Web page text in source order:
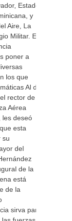
Estados
y
Aire, La
Militar. El
poner a
los que
Al dar
rector de la
Aérea
les deseó
esta
su
del
de la
está
de la
sirva para